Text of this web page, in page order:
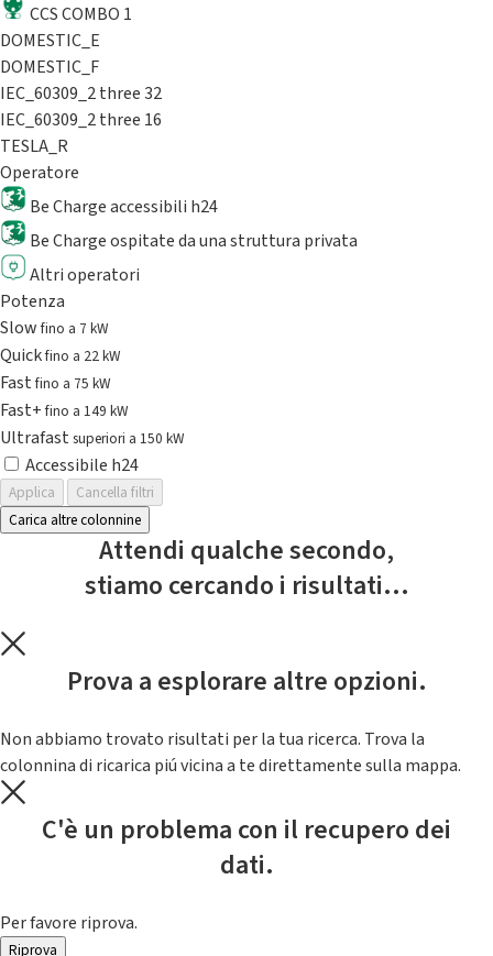
CCS COMBO 1
DOMESTIC_E
DOMESTIC_F
IEC_60309_2 three 32
IEC_60309_2 three 16
TESLA_R
Operatore
Be Charge accessibili h24
Be Charge ospitate da una struttura privata
Altri operatori
Potenza
Slowfino a 7 kW
Quickfino a 22 kW
Fastfino a 75 kW
Fast+fino a 149 kW
Ultrafast superiori a 150 kW
Accessibile h24
Applica
Cancella filtri
Carica altre colonnine
Attendi qualche secondo,
stiamo cercando i risultati...
Prova a esplorare altre opzioni.
Non abbiamo trovato risultati per la tua ricerca. Trova la
colonnina di ricarica piú vicina a te direttamente sulla mappa.
C'è un problema con il recupero dei
dati.
Per favore riprova.
Riprova